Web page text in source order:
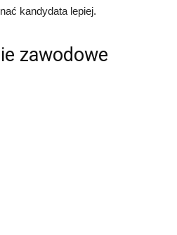
kandydata lepiej.
zawodowe